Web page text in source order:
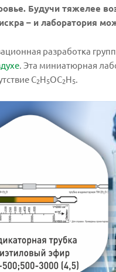
Будучи тяжелее
– и лаборатория
разработка
. Эта миниатюрная
C2H5OC2H5